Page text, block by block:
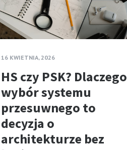
16 KWIETNIA, 2026
HS czy PSK? Dlaczego
wybór systemu
przesuwnego to
decyzja o
architekturze bez